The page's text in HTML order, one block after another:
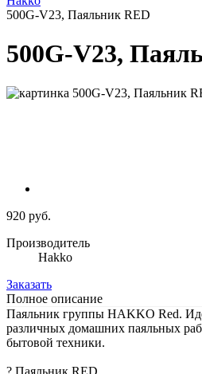
500G-V23, Паяльник RED
500G-V23,
920 руб.
Производитель
Hakko
Заказать
Полное описание
Паяльник группы HAKKO Red.
различных домашних паяльных
бытовой техники.